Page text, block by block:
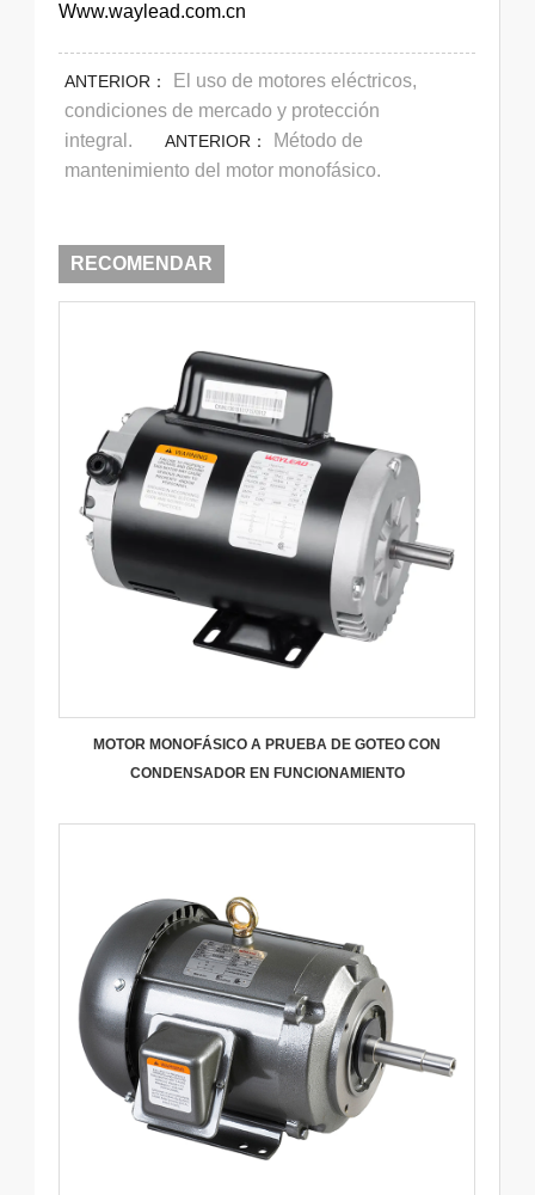
Www.waylead.com.cn
ANTERIOR：
El uso de motores eléctricos,
condiciones de mercado y protección
integral. ANTERIOR：
Método de
mantenimiento del motor monofásico.
RECOMENDAR
MOTOR MONOFÁSICO A PRUEBA DE GOTEO CON
CONDENSADOR EN FUNCIONAMIENTO